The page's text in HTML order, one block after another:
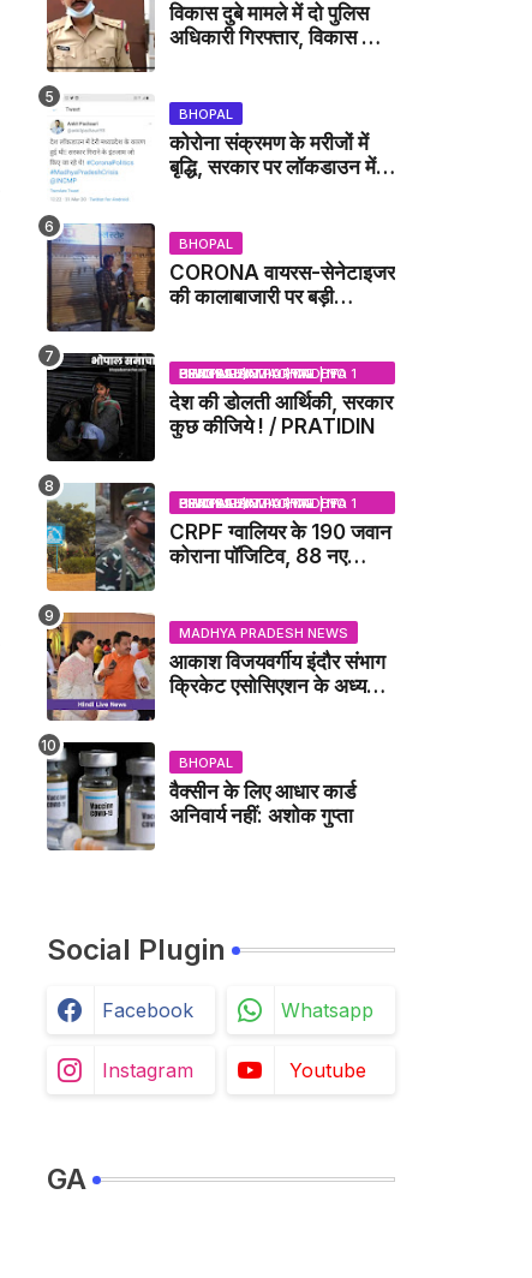
विकास दुबे मामले में दो पुलिस
अधिकारी गिरफ्तार, विकास की
BHOPAL
कोरोना संक्रमण के मरीजों में
बृद्धि, सरकार पर लॉकडाउन में
BHOPAL
CORONA वायरस-सेनेटाइजर
की कालाबाजारी पर बड़ी
BHOPAL SAMACHAR | NO 1 HINDI NEWS PORTAL OF CENTRAL INDIA (MADHYA PRADESH)
देश की डोलती आर्थिकी, सरकार
कुछ कीजिये ! / PRATIDIN
BHOPAL SAMACHAR | NO 1 HINDI NEWS PORTAL OF CENTRAL INDIA (MADHYA PRADESH)
CRPF ग्वालियर के 190 जवान
कोराना पॉजिटिव, 88 नए
MADHYA PRADESH NEWS
आकाश विजयवर्गीय इंदौर संभाग
क्रिकेट एसोसिएशन के अध्यक्ष
BHOPAL
वैक्सीन के लिए आधार कार्ड
अनिवार्य नहीं: अशोक गुप्ता
Social Plugin
Facebook Whatsapp
Instagram Youtube
GA